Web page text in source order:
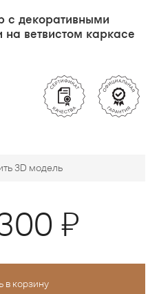
с декоративными
ветвистом каркасе
3D модель
Я